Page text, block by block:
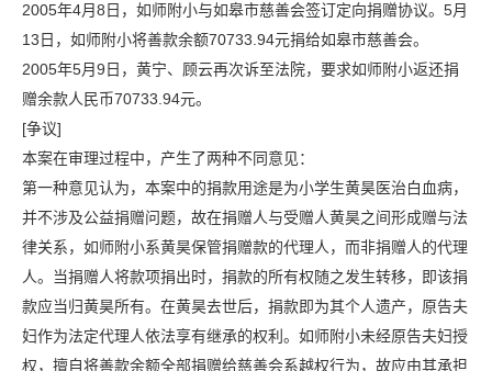
2005年4月8日，如师附小与如皋市慈善会签订定向捐赠协议。5月
13日，如师附小将善款余额70733.94元捐给如皋市慈善会。
2005年5月9日，黄宁、顾云再次诉至法院，要求如师附小返还捐
赠余款人民币70733.94元。
[争议]
本案在审理过程中，产生了两种不同意见：
第一种意见认为，本案中的捐款用途是为小学生黄昊医治白血病，
并不涉及公益捐赠问题，故在捐赠人与受赠人黄昊之间形成赠与法
律关系，如师附小系黄昊保管捐赠款的代理人，而非捐赠人的代理
人。当捐赠人将款项捐出时，捐款的所有权随之发生转移，即该捐
款应当归黄昊所有。在黄昊去世后，捐款即为其个人遗产，原告夫
妇作为法定代理人依法享有继承的权利。如师附小未经原告夫妇授
权，擅自将善款余额全部捐赠给慈善会系越权行为，故应由其承担